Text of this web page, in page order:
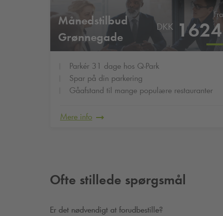
Månedstilbud
Grønnegade
Fra
DKK 1624
Parkér 31 dage hos Q-Park
Spar på din parkering
Gåafstand til mange populære restauranter
Mere info
Ofte stillede spørgsmål
Er det nødvendigt at forudbestille?